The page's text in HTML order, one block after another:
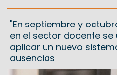
"En septiembre y
en el sector docente se
aplicar un nuevo
ausencias